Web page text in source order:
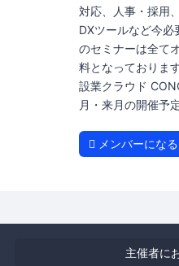
対応、人事・採用
DXツールなど今必
のセミナーは全て
料となっておりま
設業クラウド
月・来月の開催
メンバーになる
主催者に